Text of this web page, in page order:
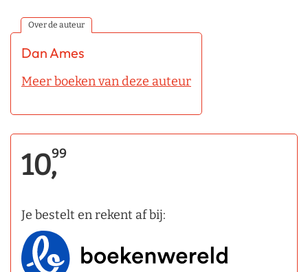
Over de auteur
Dan Ames
Meer boeken van deze auteur
10,99
Je bestelt en rekent af bij: